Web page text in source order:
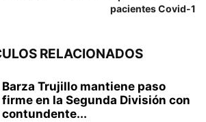
pacientes Covid-1
RELACIONADOS
Barza Trujillo mantiene paso
firme en la Segunda División con
contundente...